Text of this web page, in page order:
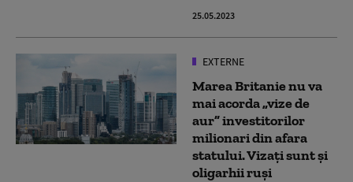
25.05.2023
EXTERNE
Marea Britanie nu va
mai acorda „vize de
aur” investitorilor
milionari din afara
statului. Vizați sunt și
oligarhii ruși